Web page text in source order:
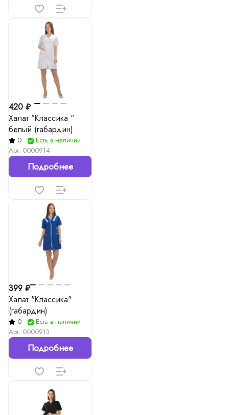
420 ₽
Халат "Классика "
белый (габардин)
0
Есть в наличии
Арт. 0000914
Подробнее
399 ₽
Халат "Классика"
(габардин)
0
Есть в наличии
Арт. 0000913
Подробнее